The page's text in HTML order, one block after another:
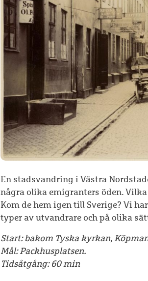
En stadsvandring i Västra
några olika emigranters öden.
Kom de hem igen till Sverige? Vi
typer av utvandrare och på olika
Start: bakom Tyska kyrkan,
Mål: Packhusplatsen.
Tidsåtgång: 60 min